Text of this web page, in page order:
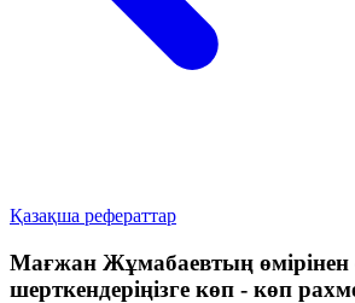
Қазақша рефераттар
Мағжан Жұмабаевтың өмірінен
шерткендеріңізге көп - көп